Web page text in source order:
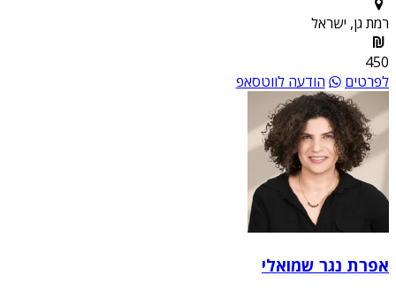
רמת גן, ישראל
450
לפרטים
הודעה לווטסאפ
אפרת נגר שמואלי